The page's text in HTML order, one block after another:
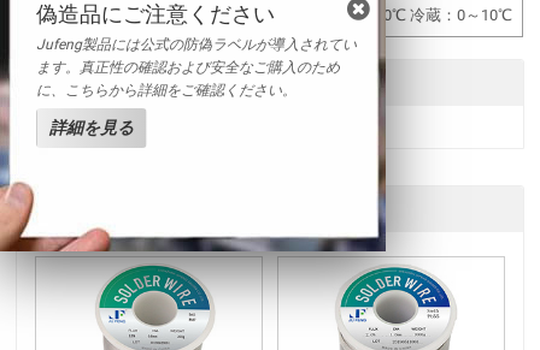
保管温度 冷凍または冷蔵 冷凍：-20～0℃ 冷蔵：0～10℃
送信
偽造品にご注意ください
Jufeng製品には公式の防偽ラベルが導入されてい
ます。真正性の確認および安全なご購入のため
に、こちらから詳細をご確認ください。
詳細を見る